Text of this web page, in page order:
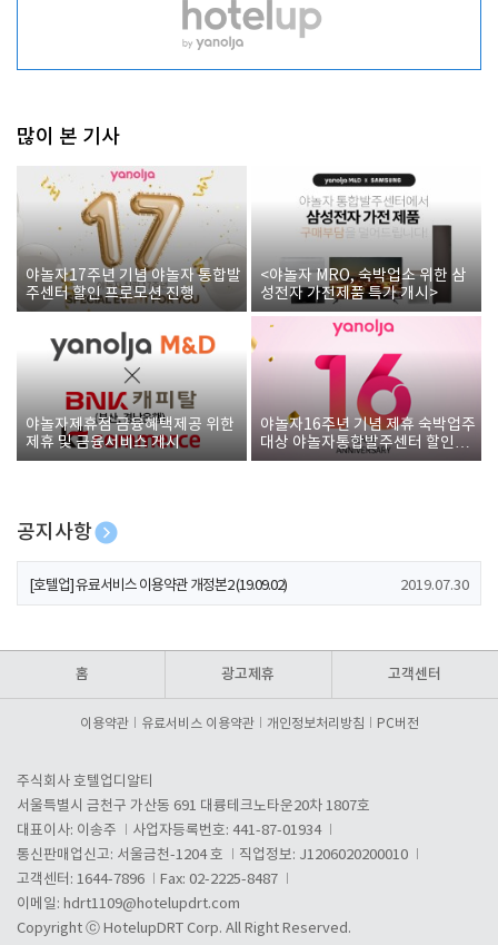
많이 본 기사
야놀자17주년 기념 야놀자 통합발
주센터 할인 프로모션 진행
<야놀자 MRO, 숙박업소 위한 삼
성전자 가전제품 특가 개시>
야놀자제휴점 금융혜택제공 위한
제휴 및 금융서비스 게시
야놀자16주년 기념 제휴 숙박업주
대상 야놀자통합발주센터 할인쿠
폰 증정
공지사항
[호텔업] 개인정보 처리방침 개정본1 (19.09.02)
[호텔업] 유료서비스 이용약관 개정본2 (19.09.02) 2019.07.30
홈 광고제휴 고객센터
이용약관 유료서비스 이용약관 개인정보처리방침 PC버전
주식회사 호텔업디알티
서울특별시 금천구 가산동 691 대륭테크노타운20차 1807호
대표이사: 이송주
사업자등록번호: 441-87-01934
통신판매업신고: 서울금천-1204 호
직업정보: J1206020200010
고객센터: 1644-7896
Fax: 02-2225-8487
이메일: hdrt1109@hotelupdrt.com
Copyright ⓒ HotelupDRT Corp. All Right Reserved.